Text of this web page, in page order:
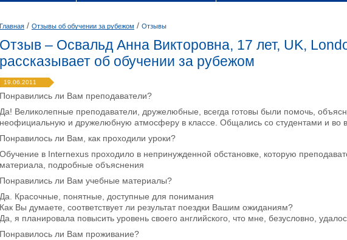
Главная / Отзывы об обучении за рубежом / Отзывы
Отзыв – Освальд Анна Викторовна, 17 лет, UK,
рассказывает об обучении за рубежом
19.06.2011
Понравились ли Вам преподаватели?
Да! Великолепные преподаватели, дружелюбные, всегда готовы были помочь,
неофициальную и дружелюбную атмосферу в классе. Общались со студентами и во
Понравилось ли Вам, как проходили уроки?
Обучение в Internexus проходило в непринужденной обстановке, которую
материала, подробные объяснения
Понравились ли Вам учебные материалы?
Да. Красочные, понятные, доступные для понимания
Как Вы думаете, соответствует ли результат поездки Вашим ожиданиям?
Да, я планировала повысить уровень своего английского, что мне, безусловно,
Понравилось ли Вам проживание?